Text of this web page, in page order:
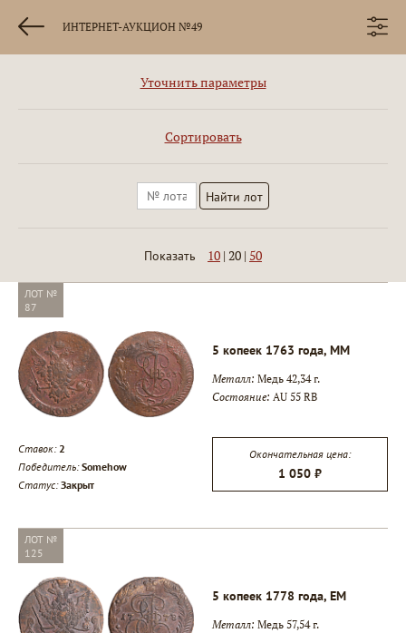
ИНТЕРНЕТ-АУКЦИОН №49
Уточнить параметры
Сортировать
Показать 10 | 20 | 50
ЛОТ №
87
5 копеек 1763 года, ММ
Металл: Медь 42,34 г.
Состояние: AU 55 RB
Ставок:2
Победитель: Somehow
Статус:Закрыт
Окончательная цена:
1 050 ₽
ЛОТ №
125
5 копеек 1778 года, ЕМ
Металл: Медь 57,54 г.